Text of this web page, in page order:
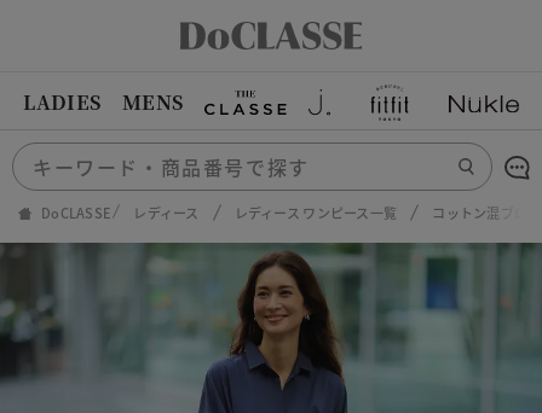
LADIES MENS
DoCLASSE レディース レディース ワンピース一覧 コットン混ブロ